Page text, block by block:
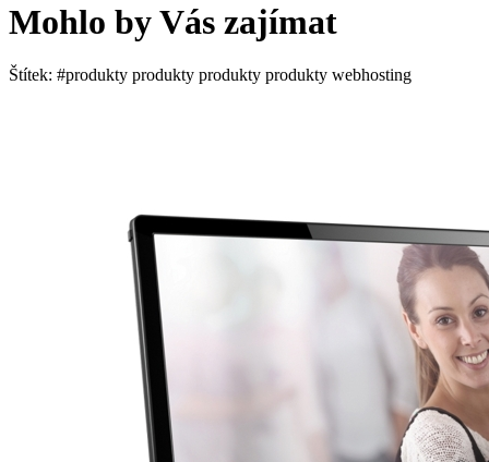
Mohlo by Vás zajímat
Štítek: #produkty produkty produkty produkty webhosting